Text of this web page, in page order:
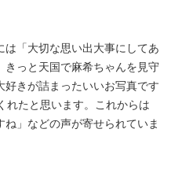
「大切な思い出大事にしてあ
きっと天国で麻希ちゃんを見守
好きが詰まったいいお写真です
れたと思います。これからは
」などの声が寄せられていま